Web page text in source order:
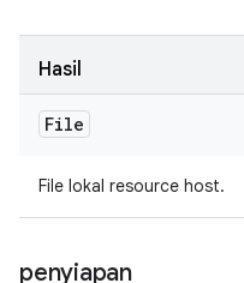
Hasil
File
File lokal resource host.
penyiapan